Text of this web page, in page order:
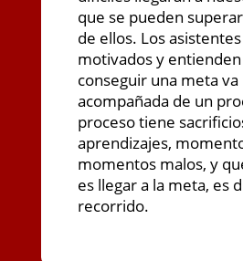
que se pueden
de ellos. Los
motivados y
conseguir una meta va
acompañada de un
proceso tiene
aprendizajes,
momentos malos, y
es llegar a la meta, es
recorrido.